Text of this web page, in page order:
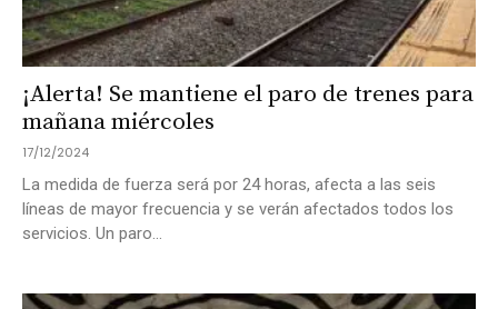
¡Alerta! Se mantiene el paro de trenes para
mañana miércoles
17/12/2024
La medida de fuerza será por 24 horas, afecta a las seis
líneas de mayor frecuencia y se verán afectados todos los
servicios. Un paro...